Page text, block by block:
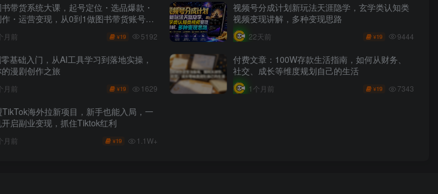
带货系统大课，起号定位・选品爆款・
・运营变现，从0到1做图书带货账号，
操教学
月前 ¥19 5192
视频号分成计划新玩法天涯隐学，玄学类认知类
视频变现讲解，多种变现思路
22天前 ¥19 9444
基础入门，从AI工具学习到落地实操，
漫剧创作之旅
月前 ¥19 1629
付费文章：100W存款生活指南，如何从财务、
社交、成长等维度规划自己的生活
1个月前 ¥19 7343
TikTok海外拉新项目，新手也能入局，一
启副业变现，抓住Tiktok红利
月前 ¥19 1.1W+